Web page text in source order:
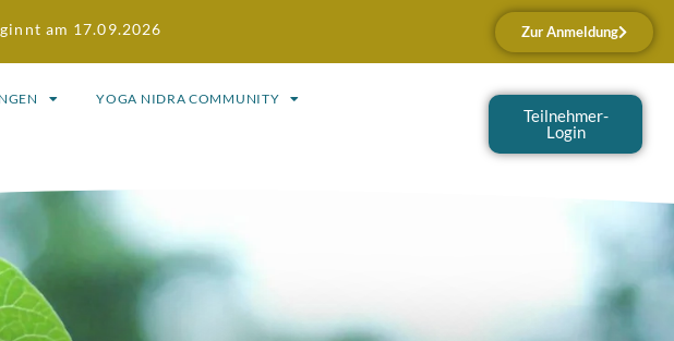
am 17.09.2026 Zur Anmeldung
YOGA NIDRA COMMUNITY
Teilnehmer-
Login